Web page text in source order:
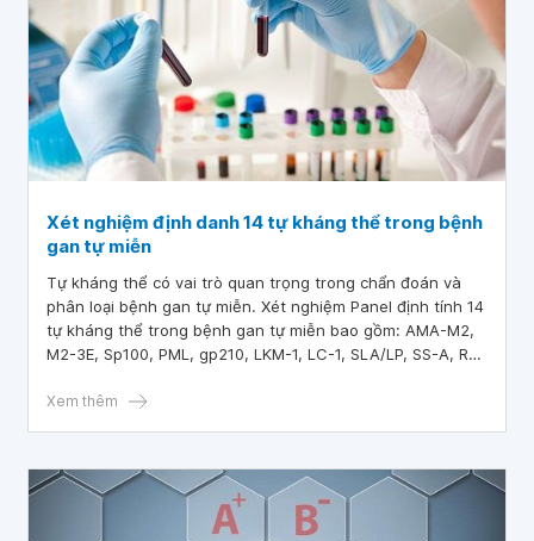
Xét nghiệm định danh 14 tự kháng thể trong bệnh
gan tự miễn
Tự kháng thể có vai trò quan trọng trong chẩn đoán và
phân loại bệnh gan tự miễn. Xét nghiệm Panel định tính 14
tự kháng thể trong bệnh gan tự miễn bao gồm: AMA-M2,
M2-3E, Sp100, PML, gp210, LKM-1, LC-1, SLA/LP, SS-A, Ro-
hiện tại bệnh viện DKQT Vinmec Times City có độ chuẩn
Xem thêm